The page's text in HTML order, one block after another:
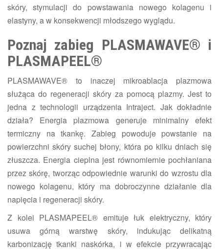
skóry, stymulacji do powstawania nowego kolagenu i
elastyny, a w konsekwencji młodszego wyglądu.
Poznaj zabieg PLASMAWAVE® i
PLASMAPEEL®
PLASMAWAVE®
to inaczej mikroablacja plazmowa
służąca do regeneracji skóry za pomocą plazmy. Jest to
jedna z technologii urządzenia Intraject. Jak dokładnie
działa? Energia plazmowa generuje minimalny efekt
termiczny na tkankę̨. Zabieg powoduje powstanie na
powierzchni skóry suchej błony, która po kilku dniach się
złuszcza. Energia cieplna jest równomiernie pochłaniana
przez skórę, tworząc odpowiednie warunki do wzrostu dla
nowego kolagenu, który ma dobroczynne działanie dla
napięcia i regeneracji skóry.
Z kolei PLASMAPEEL® emituje łuk elektryczny, który
usuwa górną warstwę skóry, indukując delikatną
karbonizację tkanki naskórka, i w efekcie przywracając